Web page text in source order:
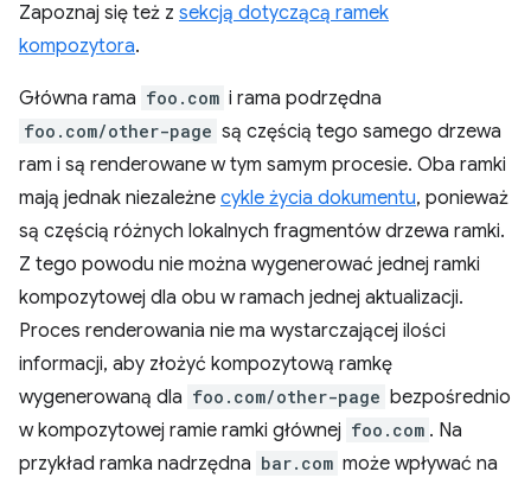
Zapoznaj się też z sekcją dotyczącą ramek
kompozytora.
Główna rama foo.com i rama podrzędna
foo.com/other-page są częścią tego samego drzewa
ram i są renderowane w tym samym procesie. Oba ramki
mają jednak niezależne cykle życia dokumentu, ponieważ
są częścią różnych lokalnych fragmentów drzewa ramki.
Z tego powodu nie można wygenerować jednej ramki
kompozytowej dla obu w ramach jednej aktualizacji.
Proces renderowania nie ma wystarczającej ilości
informacji, aby złożyć kompozytową ramkę
wygenerowaną dla foo.com/other-page bezpośrednio
w kompozytowej ramie ramki głównej foo.com . Na
przykład ramka nadrzędna bar.com może wpływać na